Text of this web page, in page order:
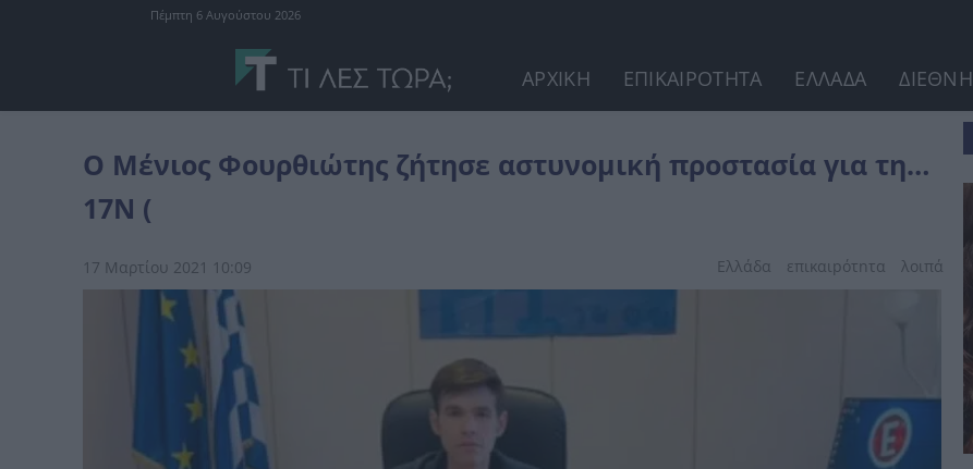
Πέμπτη 6 Αυγούστου 2026
ΑΡΧΙΚΗ ΕΠΙΚΑΙΡΟΤΗΤΑ ΕΛΛΑΔΑ ΔΙΕΘΝΗ
Ο Μένιος Φουρθιώτης ζήτησε αστυνομική προστασία για τη…
17Ν (
17 Μαρτίου 2021 10:09 Ελλάδα επικαιpότnτα λοιπά